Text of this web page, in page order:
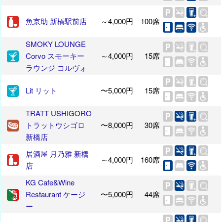
魚京助 新橋駅前店 ～4,000円 100席
SMOKY LOUNGE
Corvo スモーキー
ラウンジ コルヴォ
～4,000円 15席
Lit リット 〜5,000円 15席
TRATT USHIGORO
トラットウシゴロ
新橋店
〜8,000円 30席
居酒屋 月乃雅 新橋
店
～4,000円 160席
KG Cafe&Wine
Restaurant ケージ
ー
〜5,000円 44席